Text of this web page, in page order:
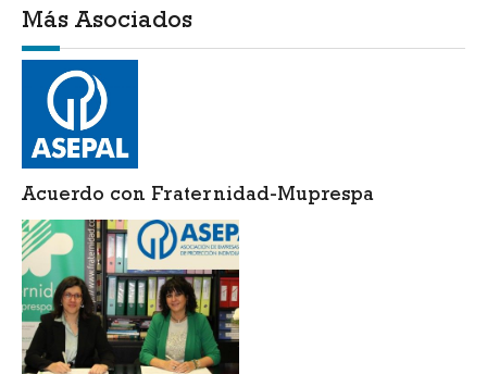
Más Asociados
Acuerdo con Fraternidad-Muprespa